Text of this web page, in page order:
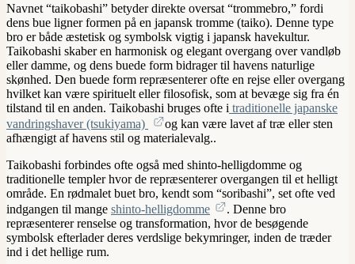
Navnet “taikobashi” betyder direkte oversat “trommebro,” fordi
dens bue ligner formen på en japansk tromme (taiko). Denne type
bro er både æstetisk og symbolsk vigtig i japansk havekultur.
Taikobashi skaber en harmonisk og elegant overgang over vandløb
eller damme, og dens buede form bidrager til havens naturlige
skønhed. Den buede form repræsenterer ofte en rejse eller overgang
hvilket kan være spirituelt eller filosofisk, som at bevæge sig fra én
tilstand til en anden. Taikobashi bruges ofte i traditionelle japanske
vandringshaver (tsukiyama)
og kan være lavet af træ eller sten
afhængigt af havens stil og materialevalg..
Taikobashi forbindes ofte også med shinto-helligdomme og
traditionelle templer hvor de repræsenterer overgangen til et helligt
område. En rødmalet buet bro, kendt som “soribashi”, set ofte ved
indgangen til mange shinto-helligdomme
. Denne bro
repræsenterer renselse og transformation, hvor de besøgende
symbolsk efterlader deres verdslige bekymringer, inden de træder
ind i det hellige rum.